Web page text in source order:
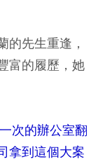
的先生重逢，
富的履歷，她
次的辦公室翻
拿到這個大案